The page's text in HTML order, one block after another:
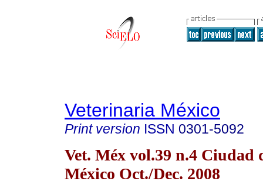
Veterinaria México
Print version ISSN 0301-5092
Vet. Méx vol.39 n.4 Ciudad
México Oct./Dec. 2008